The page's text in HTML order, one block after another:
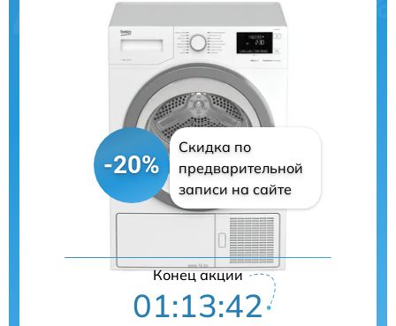
-20%
Скидка по
предварительной
записи на сайте
Конец акции
01:13:41